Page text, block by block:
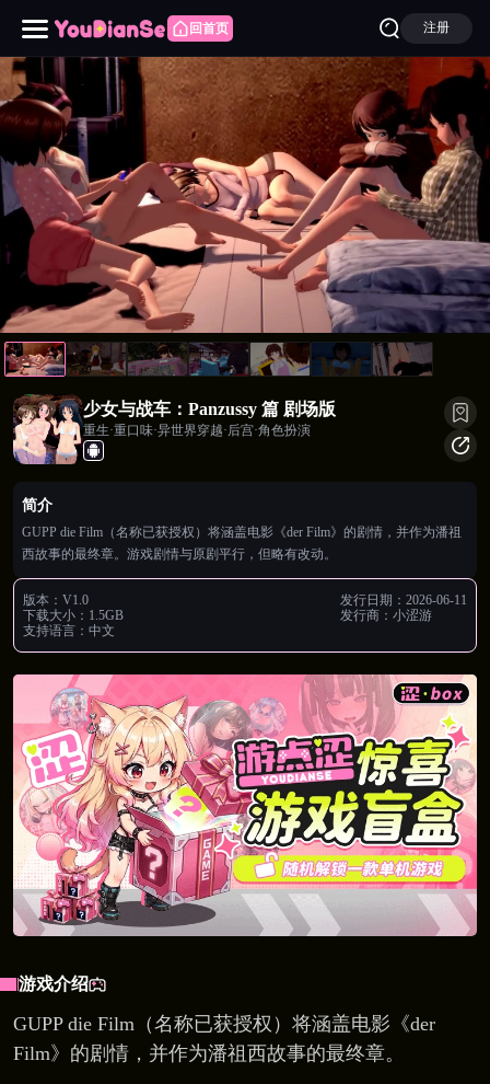
回首页 注册
少女与战车：Panzussy 篇 剧场版
少女与战车：Panzussy 篇 剧场版
重生·重口味·异世界穿越·后宫·角色扮演
简介
GUPP die Film（名称已获授权）将涵盖电影《der Film》的剧情，并作为潘祖
西故事的最终章。游戏剧情与原剧平行，但略有改动。
版本： V1.0
下载大小： 1.5GB
支持语言： 中文
发行日期： 2026-06-11
发行商： 小涩游
游戏介绍
GUPP die Film（名称已获授权）将涵盖电影《der
Film》的剧情，并作为潘祖西故事的最终章。